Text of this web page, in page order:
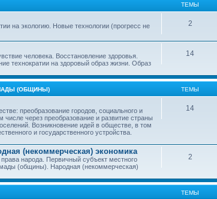
ТЕМЫ
на экологию. Новые технологии (прогресс не
2
человека. Восстановление здоровья.
технократии на здоровый образ жизни. Образ
14
(ОБЩИНЫ) ТЕМЫ
преобразование городов, социального и
числе через преобразование и развитие страны
Возникновение идей в обществе, в том
и государственного устройства.
14
(некоммерческая) экономика
народа. Первичный субъект местного
(общины). Народная (некоммерческая)
2
ТЕМЫ